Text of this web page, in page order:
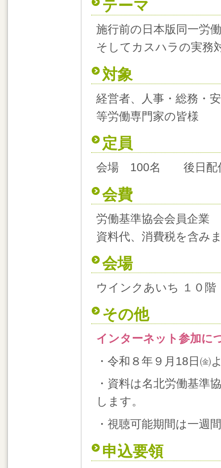
テーマ
施行前の日本版同一労
そしてカスハラの実務
対象
経営者、人事・総務・
等労働専門家の皆様
定員
会場 100名 後日配信
会費
労働基準協会会員企
資料代、消費税を含み
会場
ウインクあいち １０
その他
インターネット参加に
・令和８年９月18日㈮
・資料は名北労働基準
します。
・視聴可能期間は一週
申込要領